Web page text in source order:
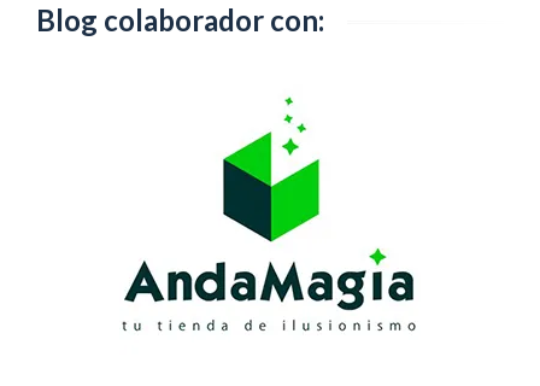
Blog colaborador con: